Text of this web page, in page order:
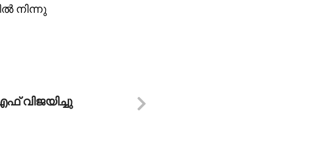
നിന്നു
വിജയിച്ചു